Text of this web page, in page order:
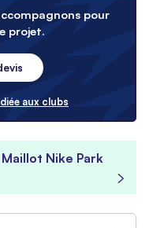
pour
projet.
aux clubs
Nike Park